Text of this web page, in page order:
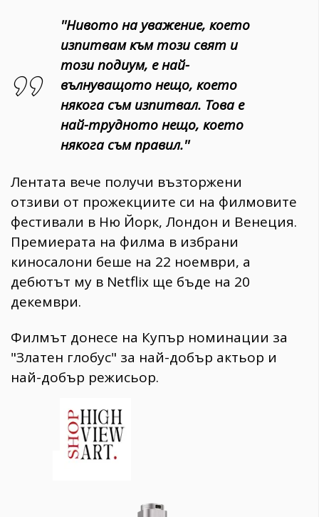
''Нивото на уважение, което
изпитвам към този свят и
този подиум, е най-
вълнуващото нещо, което
някога съм изпитвал. Това е
най-трудното нещо, което
някога съм правил.''
Лентата вече получи възторжени
отзиви от прожекциите си на филмовите
фестивали в Ню Йорк, Лондон и Венеция.
Премиерата на филма в избрани
киносалони беше на 22 ноември, а
дебютът му в Netflix ще бъде на 20
декември.
Филмът донесе на Купър номинации за
"Златен глобус" за най-добър актьор и
най-добър режисьор.